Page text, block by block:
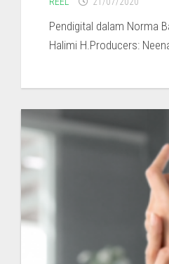
Pendigital dalam Norma
Halimi H.Producers: